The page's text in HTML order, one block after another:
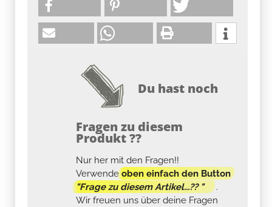
Du hast noch
Fragen zu diesem
Produkt ??
Nur her mit den Fragen!!
Verwendeoben einfach den Button
"Frage zu diesem Artikel...?? "
.
Wir freuen uns über deine Fragen